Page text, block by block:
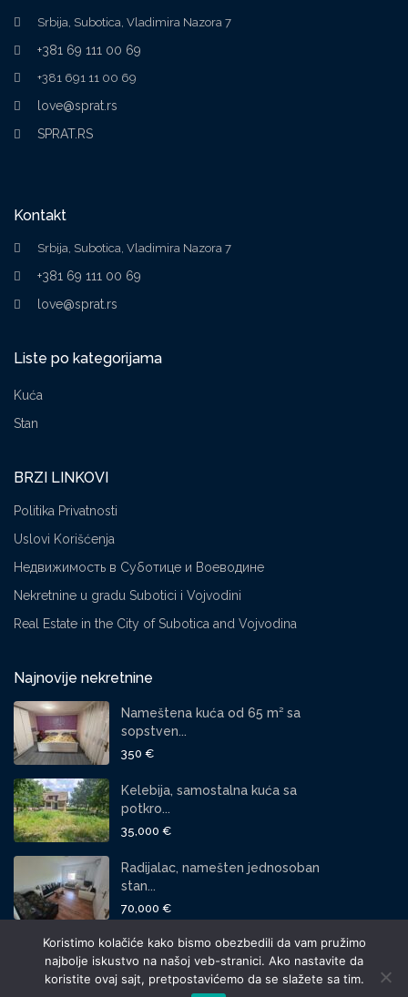
Srbija, Subotica, Vladimira Nazora 7
+381 69 111 00 69
+381 691 11 00 69
love@sprat.rs
SPRAT.RS
Kontakt
Srbija, Subotica, Vladimira Nazora 7
+381 69 111 00 69
love@sprat.rs
Liste po kategorijama
Kuća
Stan
BRZI LINKOVI
Politika Privatnosti
Uslovi Korišćenja
Недвижимость в Суботице и Воеводине
Nekretnine u gradu Subotici i Vojvodini
Real Estate in the City of Subotica and Vojvodina
Najnovije nekretnine
Nameštena kuća od 65 m² sa
sopstven...
350 €
Kelebija, samostalna kuća sa
potkro...
35,000 €
Radijalac, namešten jednosoban
stan...
70,000 €
DRUŠTVENE LINKOVI:
Koristimo kolačiće kako bismo obezbedili da vam pružimo
najbolje iskustvo na našoj veb-stranici. Ako nastavite da
koristite ovaj sajt, pretpostavićemo da se slažete sa tim.